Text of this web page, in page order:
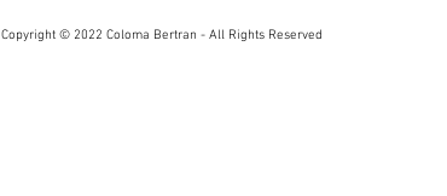
Copyright © 2022 Coloma Bertran - All Rights Reserved